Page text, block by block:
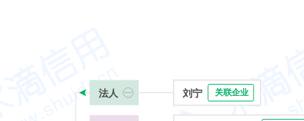
法人 刘宁 关联企业